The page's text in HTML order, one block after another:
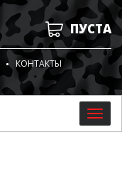
ПУСТА
КОНТАКТЫ